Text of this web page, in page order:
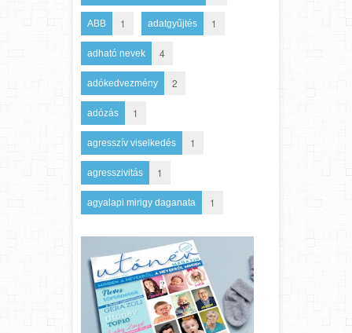
ABB 1 adatgyűjtés 1
adható nevek 4
adókedvezmény 2
adózás 1
agresszív viselkedés 1
agresszivitás 1
agyalapi mirigy daganata 1